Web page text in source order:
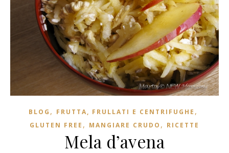
BLOG , FRUTTA, FRULLATI E CENTRIFUGHE ,
GLUTEN FREE , MANGIARE CRUDO , RICETTE
Mela d’avena